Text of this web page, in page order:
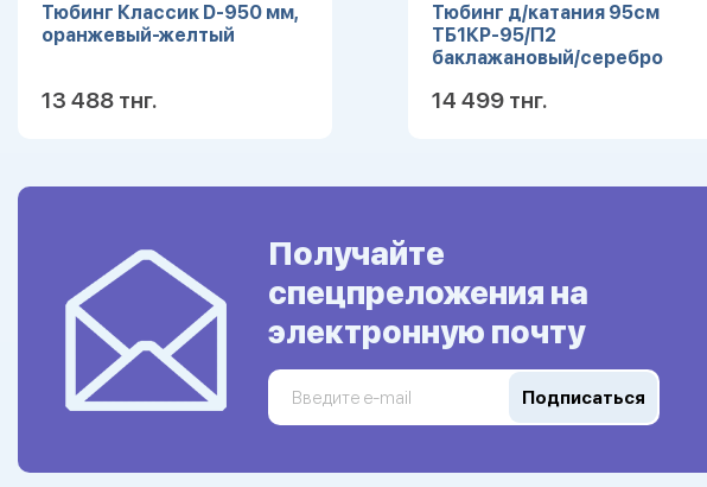
Тюбинг Классик D-950 мм,
оранжевый-желтый
13 488 тнг.
Тюбинг д/катания 95см
ТБ1КР-95/П2
баклажановый/серебро
14 499 тнг.
Получайте
спецпреложения на
электронную почту
Подписаться